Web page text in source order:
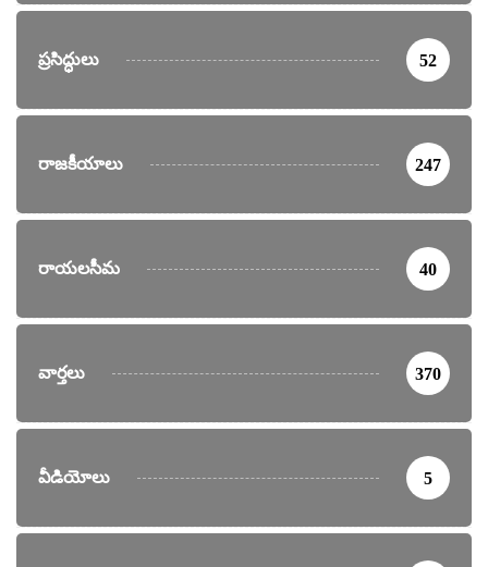
ప్రసిద్ధులు 52
రాజకీయాలు 247
రాయలసీమ 40
వార్తలు 370
వీడియోలు 5